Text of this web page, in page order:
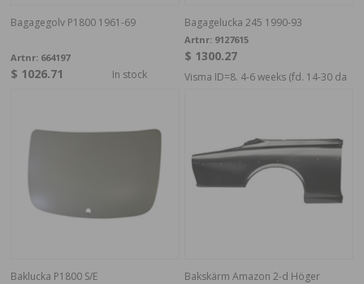
Bagagegolv P1800 1961-69
Artnr: 664197
$ 1026.71 In stock
Bagagelucka 245 1990-93
Artnr: 9127615
$ 1300.27
Visma ID=8. 4-6 weeks (fd. 14-30 da
Baklucka P1800 S/E Bakskärm Amazon 2-d Höger